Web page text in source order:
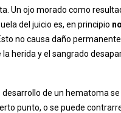
Un ojo morado como
del juicio es, en principio
Esto no causa daño
herida y el sangrado
de un hematoma se
punto, o se puede